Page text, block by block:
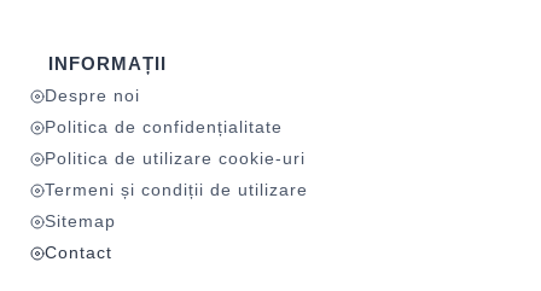
INFORMAȚII
Despre noi
Politica de confidențialitate
Politica de utilizare cookie-uri
Termeni și condiții de utilizare
Sitemap
Contact